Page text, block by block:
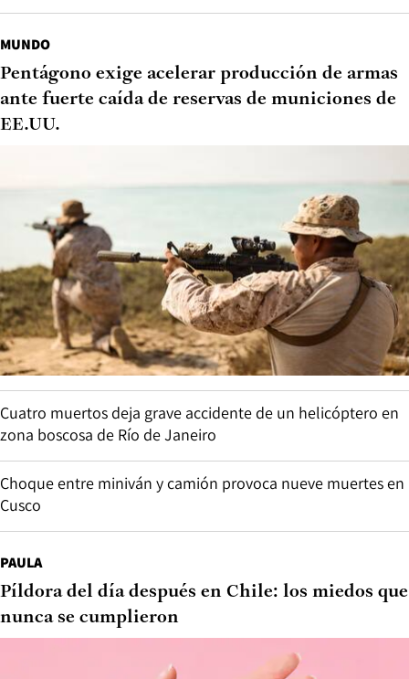
MUNDO
Pentágono exige acelerar producción de armas
ante fuerte caída de reservas de municiones de
EE.UU.
Cuatro muertos deja grave accidente de un helicóptero en
zona boscosa de Río de Janeiro
Choque entre miniván y camión provoca nueve muertes en
Cusco
PAULA
Píldora del día después en Chile: los miedos que
nunca se cumplieron